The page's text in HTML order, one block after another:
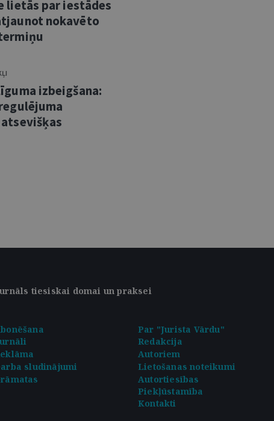
lietās par iestādes
nokavēto
izbeigšana:
tiesiskai domai un praksei
Par "Jurista Vārdu"
Redakcija
Autoriem
sludinājumi
Lietošanas noteikumi
Autortiesības
Piekļūstamība
Kontakti